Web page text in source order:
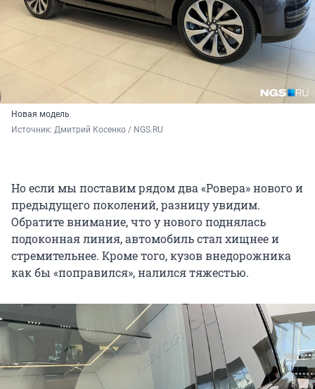
Новая модель
Источник: Дмитрий Косенко / NGS.RU
Но если мы поставим рядом два «Ровера» нового и
предыдущего поколений, разницу увидим.
Обратите внимание, что у нового поднялась
подоконная линия, автомобиль стал хищнее и
стремительнее. Кроме того, кузов внедорожника
как бы «поправился», налился тяжестью.